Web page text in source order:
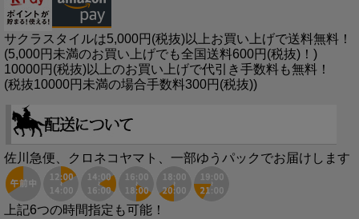
サクラスタイルは5,000円(税抜)以上お買い上げで送料無料！
(5,000円未満のお買い上げでも全国送料600円(税抜)！)
10000円(税抜)以上のお買い上げで代引き手数料も無料！
(税抜10000円未満の場合手数料300円(税抜))
佐川急便、クロネコヤマト、一部ゆうパックでお届けします
上記6つの時間指定も可能！